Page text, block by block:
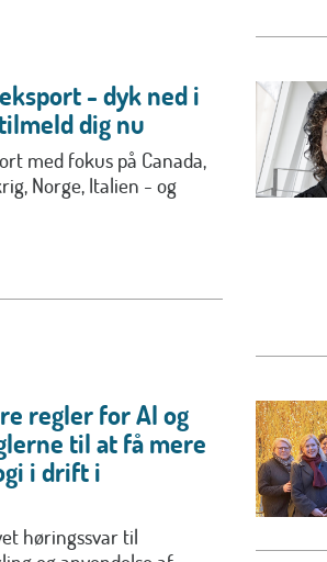
- dyk ned i
dig nu
med fokus på Canada,
Norge, Italien - og
regler for AI og
til at få mere
i drift i
høringssvar til